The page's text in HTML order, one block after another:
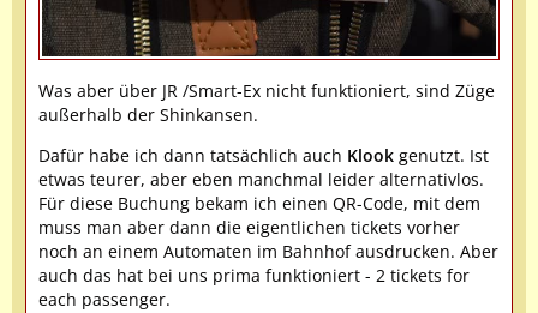
Was aber über JR /Smart-Ex nicht funktioniert, sind Züge
außerhalb der Shinkansen.
Dafür habe ich dann tatsächlich auch Klook genutzt. Ist
etwas teurer, aber eben manchmal leider alternativlos.
Für diese Buchung bekam ich einen QR-Code, mit dem
muss man aber dann die eigentlichen tickets vorher
noch an einem Automaten im Bahnhof ausdrucken. Aber
auch das hat bei uns prima funktioniert - 2 tickets for
each passenger.